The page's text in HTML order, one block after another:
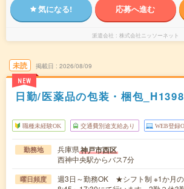
気になる! 応募へ進む
派遣会社 株式会社ニッソーネット
未読
NEW
掲載日 2026/08/09
日勤/医薬品の包装・梱包
職種未経験OK 交通費別途支給あり WEB登録
勤務地 兵庫県神戸市西区
西神中央駅からバス7分
曜日頻度
週3日～勤務OK ★シフト制 ※1か月の